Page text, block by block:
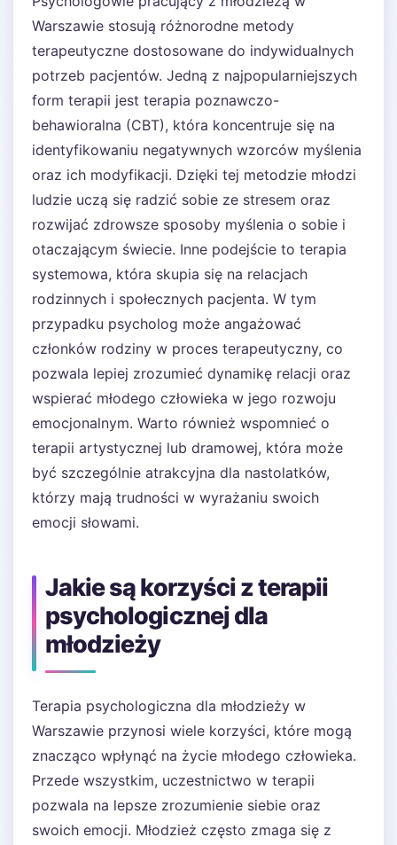
Warszawie stosują różnorodne metody
terapeutyczne dostosowane do indywidualnych
potrzeb pacjentów. Jedną z najpopularniejszych
form terapii jest terapia poznawczo-
behawioralna (CBT), która koncentruje się na
identyfikowaniu negatywnych wzorców myślenia
oraz ich modyfikacji. Dzięki tej metodzie młodzi
ludzie uczą się radzić sobie ze stresem oraz
rozwijać zdrowsze sposoby myślenia o sobie i
otaczającym świecie. Inne podejście to terapia
systemowa, która skupia się na relacjach
rodzinnych i społecznych pacjenta. W tym
przypadku psycholog może angażować
członków rodziny w proces terapeutyczny, co
pozwala lepiej zrozumieć dynamikę relacji oraz
wspierać młodego człowieka w jego rozwoju
emocjonalnym. Warto również wspomnieć o
terapii artystycznej lub dramowej, która może
być szczególnie atrakcyjna dla nastolatków,
którzy mają trudności w wyrażaniu swoich
emocji słowami.
Jakie są korzyści z terapii
psychologicznej dla
młodzieży
Terapia psychologiczna dla młodzieży w
Warszawie przynosi wiele korzyści, które mogą
znacząco wpłynąć na życie młodego człowieka.
Przede wszystkim, uczestnictwo w terapii
pozwala na lepsze zrozumienie siebie oraz
swoich emocji. Młodzież często zmaga się z